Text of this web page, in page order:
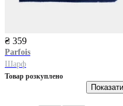
₴ 359
Parfois
Шарф
Товар розкуплено